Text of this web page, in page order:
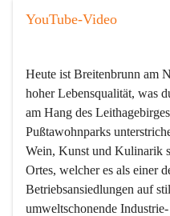
YouTube-Video
Heute ist Breitenbrunn am
hoher Lebensqualität, was
am Hang des
Pußtawohnparks
Wein, Kunst und Kulinarik
Ortes, welcher es als einer
Betriebsansiedlungen auf
umweltschonende